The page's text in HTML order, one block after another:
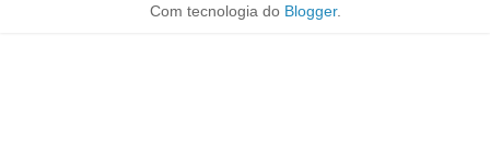
Com tecnologia do Blogger.